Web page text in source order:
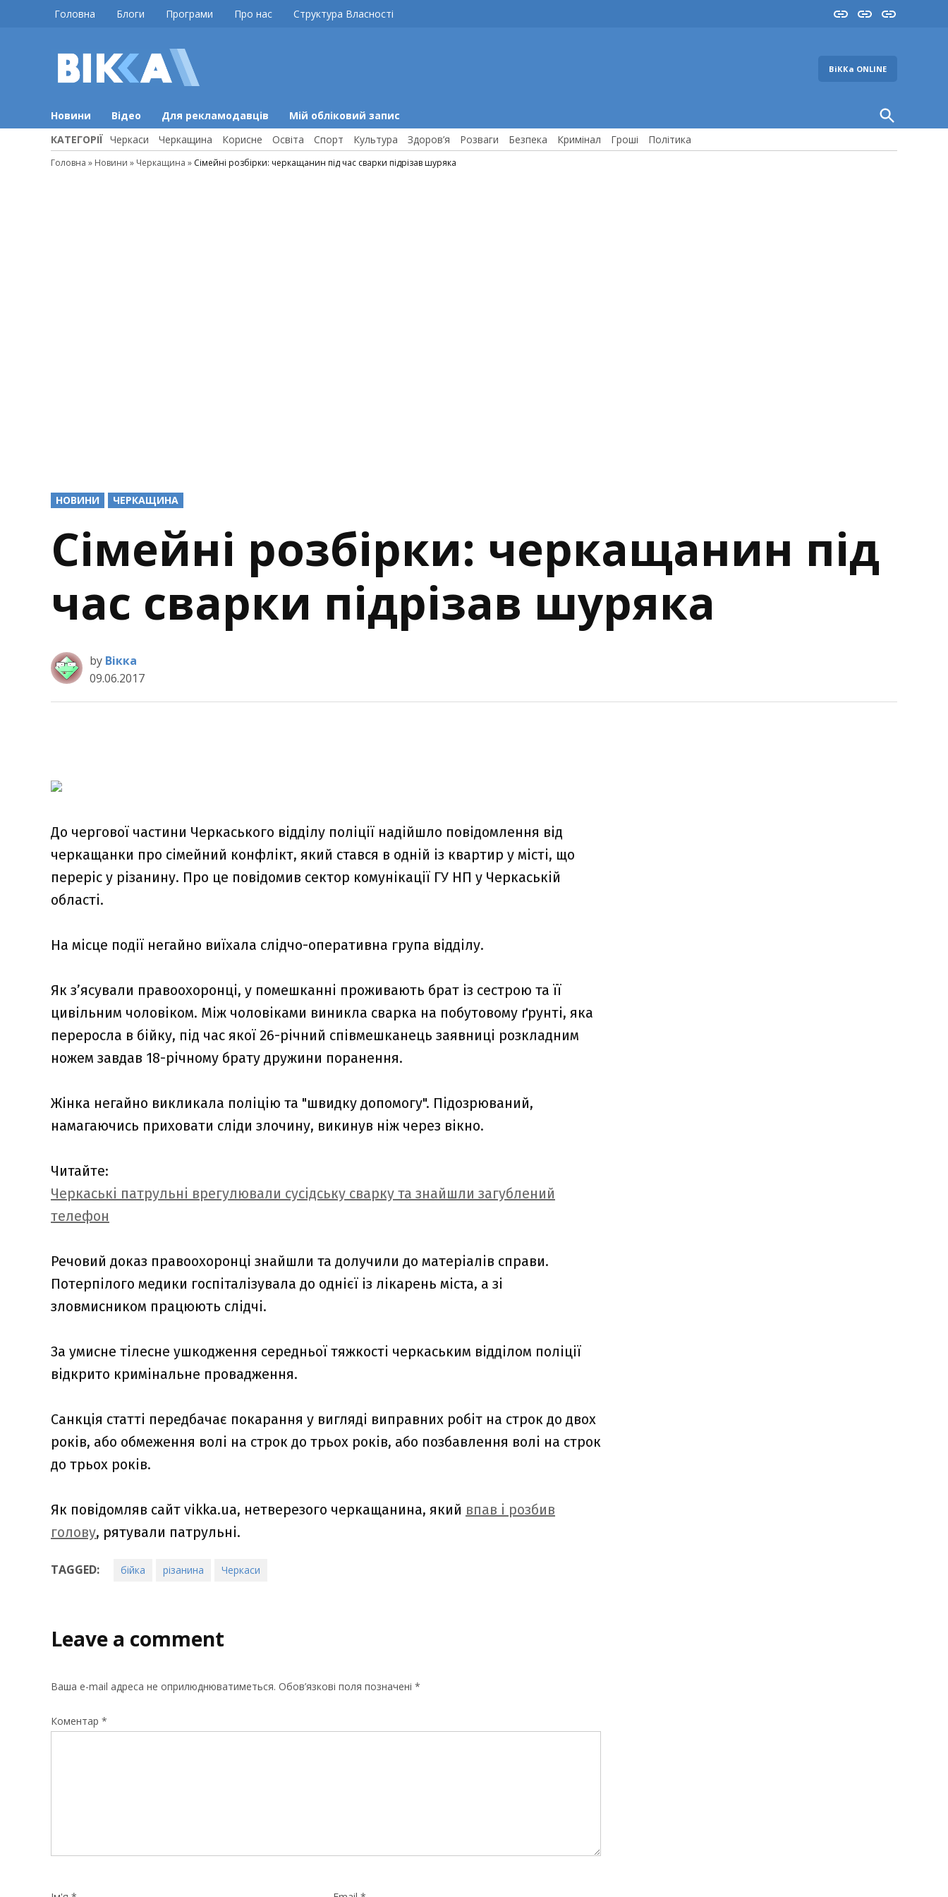
Головна Блоги Програми Про нас Структура Власності InstaYouTube
FB
ВіККа ONLINE
Новини Відео Для рекламодавців Мій обліковий запис
Open
Search
КАТЕГОРІЇ Черкаси Черкащина Корисне Освіта Спорт Культура Здоров’я Розваги Безпека Кримінал Гроші Політика
Головна » Новини » Черкащина » Сімейні розбірки: черкащанин під час сварки підрізав шуряка
POSTED
IN
НОВИНИ ЧЕРКАЩИНА
Сімейні розбірки: черкащанин під
час сварки підрізав шуряка
by Вікка
09.06.2017
До чергової частини Черкаського відділу поліції надійшло повідомлення від
черкащанки про сімейний конфлікт, який стався в одній із квартир у місті, що
переріс у різанину. Про це повідомив сектор комунікації ГУ НП у Черкаській
області.
На місце події негайно виїхала слідчо-оперативна група відділу.
Як з’ясували правоохоронці, у помешканні проживають брат із сестрою та її
цивільним чоловіком. Між чоловіками виникла сварка на побутовому ґрунті, яка
переросла в бійку, під час якої 26-річний співмешканець заявниці розкладним
ножем завдав 18-річному брату дружини поранення.
Жінка негайно викликала поліцію та "швидку допомогу". Підозрюваний,
намагаючись приховати сліди злочину, викинув ніж через вікно.
Читайте:
Черкаські патрульні врегулювали сусідську сварку та знайшли загублений
телефон
Речовий доказ правоохоронці знайшли та долучили до матеріалів справи.
Потерпілого медики госпіталізувала до однієї із лікарень міста, а зі
зловмисником працюють слідчі.
За умисне тілесне ушкодження середньої тяжкості черкаським відділом поліції
відкрито кримінальне провадження.
Санкція статті передбачає покарання у вигляді виправних робіт на строк до двох
років, або обмеження волі на строк до трьох років, або позбавлення волі на строк
до трьох років.
Як повідомляв сайт vikka.ua, нетверезого черкащанина, який впав і розбив
голову, рятували патрульні.
TAGGED: бійка різанина Черкаси
Leave a comment
Ваша e-mail адреса не оприлюднюватиметься. Обов’язкові поля позначені *
Коментар *